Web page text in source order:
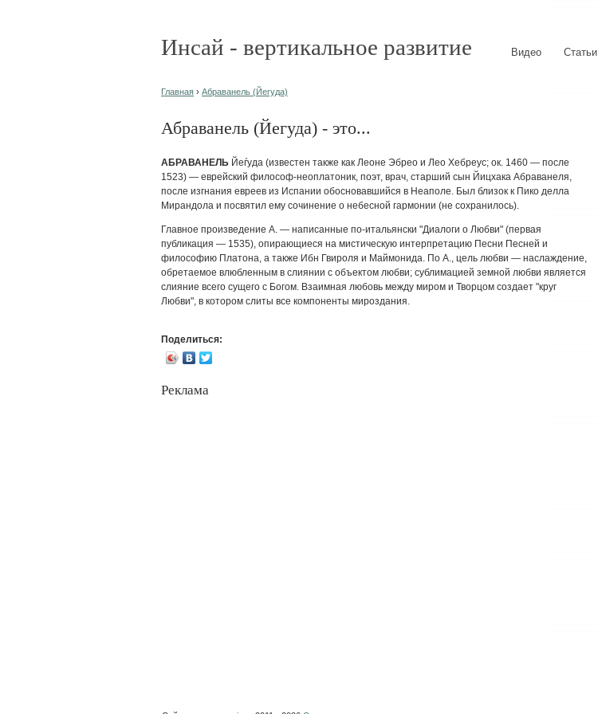
Инсай - вертикальное развитие Видео Статьи
Главная › Абраванель (Йегуда)
Абраванель (Йегуда) - это...
АБРАВАНЕЛЬ Йеѓуда (известен также как Леоне Эбрео и Лео Хебреус; ок. 1460 — после
1523) — еврейский философ-неоплатоник, поэт, врач, старший сын Йицхака Абраванеля,
после изгнания евреев из Испании обосновавшийся в Неаполе. Был близок к Пико делла
Мирандола и посвятил ему сочинение о небесной гармонии (не сохранилось).
Главное произведение А. — написанные по-итальянски "Диалоги о Любви" (первая
публикация — 1535), опирающиеся на мистическую интерпретацию Песни Песней и
философию Платона, а также Ибн Гвироля и Маймонида. По А., цель любви — наслаждение,
обретаемое влюбленным в слиянии с объектом любви; сублимацией земной любви является
слияние всего сущего с Богом. Взаимная любовь между миром и Творцом создает "круг
Любви", в котором слиты все компоненты мироздания.
Поделиться:
Реклама